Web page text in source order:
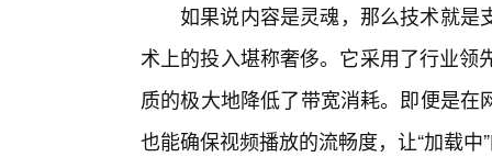
如果说内容是灵魂，那么技术就是
术上的投入堪称奢侈。它采用了行业
质的极大地降低了带宽消耗。即便是
也能确保视频播放的流畅度，让“加载